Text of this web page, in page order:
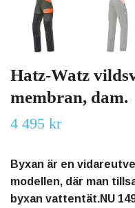
Hatz-Watz
membran, dam.
4 495 kr
Byxan är en
modellen, där man
byxan vattentät.NU